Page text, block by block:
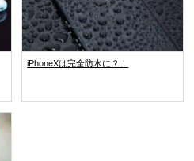
iPhoneXは完全防水に？！